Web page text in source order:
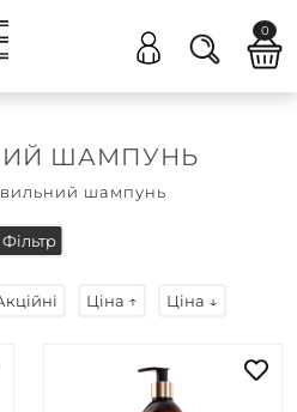
0
ШАМПУНЬ
шампунь
Фільтр
Ціна ↑ Ціна ↓